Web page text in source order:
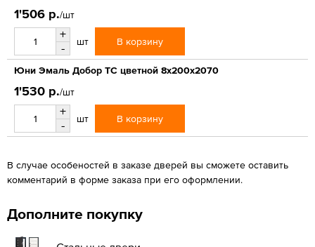
1'506 р./шт
+
-
шт В корзину
Юни Эмаль Добор ТС цветной 8x200x2070
1'530 р./шт
+
-
шт В корзину
В случае особеностей в заказе дверей вы сможете оставить
комментарий в форме заказа при его оформлении.
Дополните покупку